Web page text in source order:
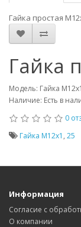
Гайка простая
Гайка
Модель: Гайка
Наличие: Есть в
0
Гайка М12x1 , 25
Информация
Согласие с
О компании